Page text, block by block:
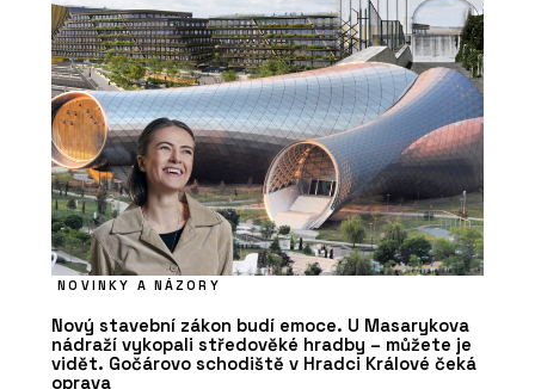
NOVINKY A NÁZORY
Nový stavební zákon budí emoce. U Masarykova
nádraží vykopali středověké hradby – můžete je
vidět. Gočárovo schodiště v Hradci Králové čeká
oprava